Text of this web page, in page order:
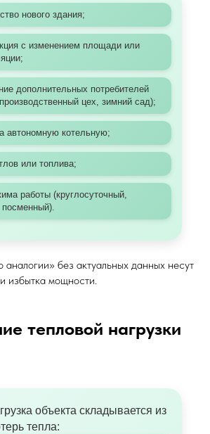
нового здания;
с изменением площади или
дополнительных потребителей
цех, зимний сад);
автономную котельную;
или топлива;
работы (круглосуточный,
без актуальных данных несут
избытка мощности.
тепловой нагрузки
объекта складывается из
тепла: